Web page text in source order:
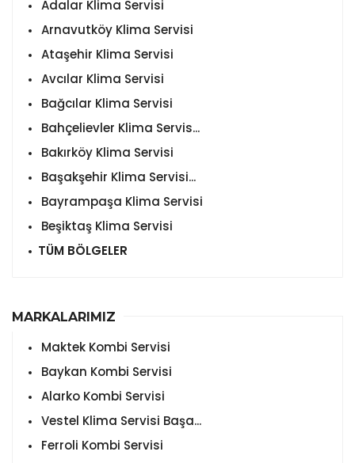
Adalar Klima Servisi
Arnavutköy Klima Servisi
Ataşehir Klima Servisi
Avcılar Klima Servisi
Bağcılar Klima Servisi
Bahçelievler Klima Servis...
Bakırköy Klima Servisi
Başakşehir Klima Servisi...
Bayrampaşa Klima Servisi
Beşiktaş Klima Servisi
TÜM BÖLGELER
MARKALARIMIZ
Maktek Kombi Servisi
Baykan Kombi Servisi
Alarko Kombi Servisi
Vestel Klima Servisi Başa...
Ferroli Kombi Servisi